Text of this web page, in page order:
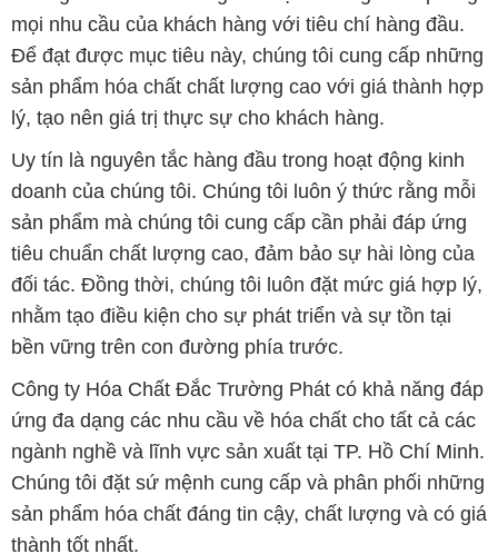
Uy tín là nguyên tắc hàng đầu trong hoạt động kinh
doanh của chúng tôi. Chúng tôi luôn ý thức rằng mỗi
sản phẩm mà chúng tôi cung cấp cần phải đáp ứng
tiêu chuẩn chất lượng cao, đảm bảo sự hài lòng của
đối tác. Đồng thời, chúng tôi luôn đặt mức giá hợp lý,
nhằm tạo điều kiện cho sự phát triển và sự tồn tại
bền vững trên con đường phía trước.
Công ty Hóa Chất Đắc Trường Phát có khả năng đáp
ứng đa dạng các nhu cầu về hóa chất cho tất cả các
ngành nghề và lĩnh vực sản xuất tại TP. Hồ Chí Minh.
Chúng tôi đặt sứ mệnh cung cấp và phân phối những
sản phẩm hóa chất đáng tin cậy, chất lượng và có giá
thành tốt nhất.
Đội ngũ nhân viên của chúng tôi là những chuyên gia
giàu kinh nghiệm, luôn sẵn sàng tư vấn và hỗ trợ
khách hàng một cách chuyên nghiệp. Chúng tôi cam
kết mang đến sự hài lòng và thành công cho khách